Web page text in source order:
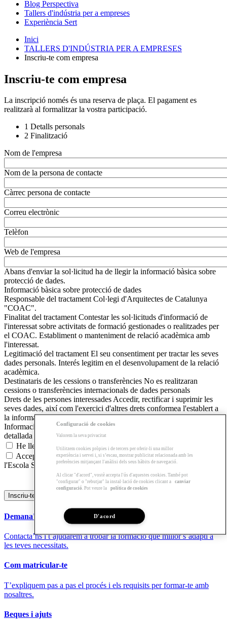
Blog Perspectiva
Tallers d'indústria per a empreses
Experiència Sert
Inici
TALLERS D'INDÚSTRIA PER A EMPRESES
Inscriu-te com empresa
Inscriu-te com empresa
La inscripció només és una reserva de plaça. El pagament es
realitzarà al formalitzar la vostra participació.
1 Detalls personals
2 Finalització
Nom de l'empresa
Nom de la persona de contacte
Càrrec persona de contacte
Correu electrònic
Telèfon
Web de l'empresa
Abans d'enviar la sol·licitud ha de llegir la informació bàsica sobre
protecció de dades.
Informació bàsica sobre protecció de dades
Responsable del tractamentCol·legi d'Arquitectes de Catalunya
"COAC".
Finalitat del tractamentContestar les sol·licituds d'informació de
l'interessat sobre activitats de formació gestionades o realitzades per
el COAC. Establiment o manteniment de relació acadèmica amb
l'interessat.
Legitimació del tractamentEl seu consentiment per tractar les seves
dades personals. Interés legitim en el desenvolupament de la relació
acadèmica.
Destinataris de les cessions o transferències No es realitzaran
cessions o transferències internacionals de dades personals
Drets de les persones interessadesAccedir, rectificar i suprimir les
seves dades, així com l'exercici d'altres drets conformea l'establert a
la informació adicional.
Informació adicionalPot consultar la informació addicional y
detallada sobre protecció de dades en aquest
He llegit i accepto lapolítica de privacitat
Accepto l'enviament d'informació dels productes o serveis de
l'Escola Sert.
Demana'ns Informació
Contacta’ns i t’ajudarem a trobar la formació que millor s’adapti a
les teves necessitats.
Com matricular-te
T’expliquem pas a pas el procés i els requisits per formar-te amb
nosaltres.
Beques i ajuts
Configuració de cookies
Valorem la seva privacitat
Utilitzem cookies pròpies i de tercers per oferir-li una millor
experiència i servei i, si s’escau, mostrar publicitat relacionada amb les
preferències mitjançant l'anàlisi dels seus hàbits de navegació.
Al clicar "d'acord", vostè accepta l'ús d'aquestes cookies. També pot
"configurar" o "rebutjar" la instal·lació de cookies clicant a
canviar
configuració . Pot veure la política de cookies
D'acord